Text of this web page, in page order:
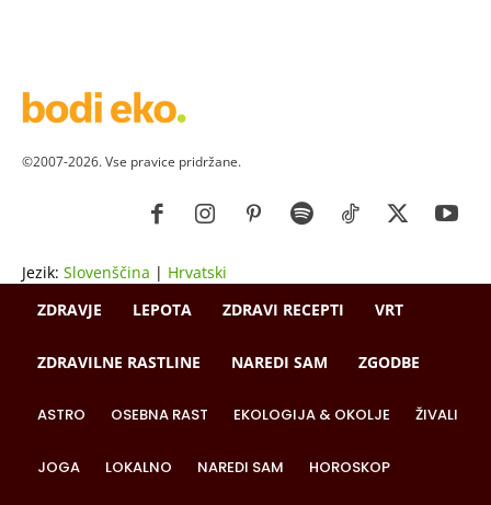
©2007-2026. Vse pravice pridržane.
Jezik: Slovenščina | Hrvatski
ZDRAVJE
LEPOTA ZDRAVI RECEPTI VRT
ZDRAVILNE RASTLINE NAREDI SAM ZGODBE
ASTRO OSEBNA RAST EKOLOGIJA & OKOLJE ŽIVALI
JOGA LOKALNO NAREDI SAM HOROSKOP